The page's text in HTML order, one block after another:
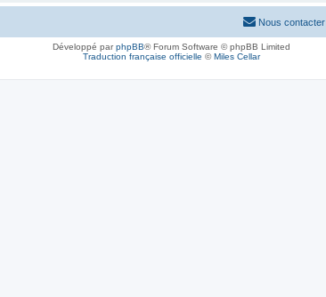
Nous contacter
Développé parphpBB® Forum Software © phpBB Limited
Traduction française officielle ©Miles Cellar